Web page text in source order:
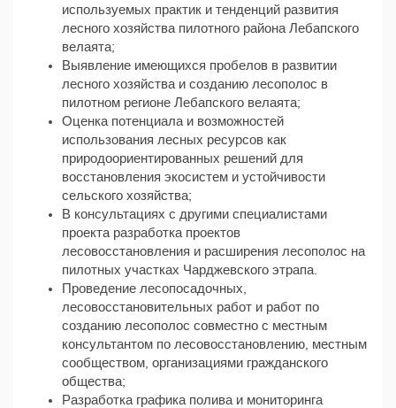
используемых практик и тенденций развития
лесного хозяйства пилотного района Лебапского
велаята;
Выявление имеющихся пробелов в развитии
лесного хозяйства и созданию лесополос в
пилотном регионе Лебапского велаята;
Оценка потенциала и возможностей
использования лесных ресурсов как
природоориентированных решений для
восстановления экосистем и устойчивости
сельского хозяйства;
В консультациях с другими специалистами
проекта разработка проектов
лесовосстановления и расширения лесополос на
пилотных участках Чарджевского этрапа.
Проведение лесопосадочных,
лесовосстановительных работ и работ по
созданию лесополос совместно с местным
консультантом по лесовосстановлению, местным
сообществом, организациями гражданского
общества;
Разработка графика полива и мониторинга